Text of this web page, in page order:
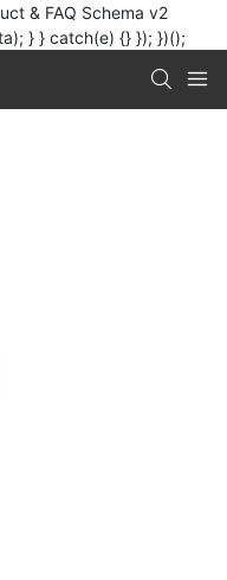
& FAQ Schema v2
} } catch(e) {} }); })();